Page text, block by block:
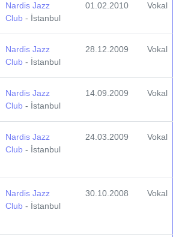
Nardis Jazz
Club - İstanbul
01.02.2010 Vokal
Nardis Jazz
Club - İstanbul
28.12.2009 Vokal
Nardis Jazz
Club - İstanbul
14.09.2009 Vokal
Nardis Jazz
Club - İstanbul
24.03.2009 Vokal
Nardis Jazz
Club - İstanbul
30.10.2008 Vokal